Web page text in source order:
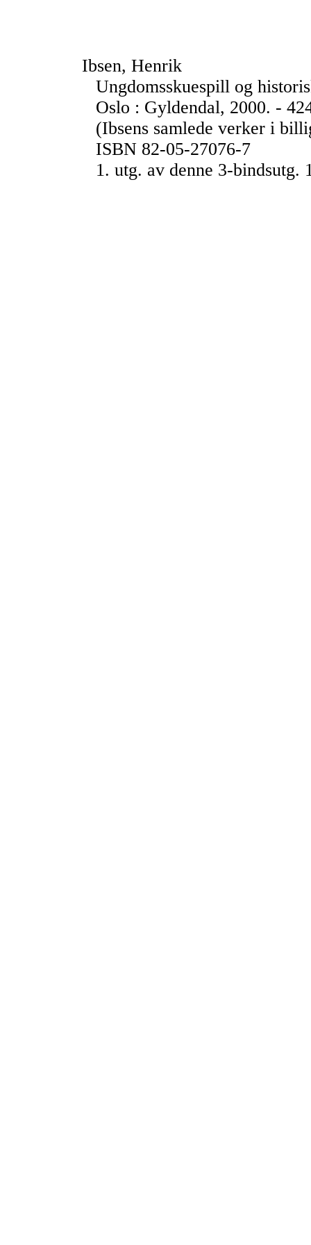
Ibsen, Henrik
Ungdomsskuespill og
Oslo : Gyldendal, 2000. -
(Ibsens samlede verker i
ISBN 82-05-27076-7
1. utg. av denne 3-bindsutg.